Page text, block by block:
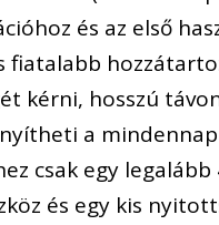
és az első
fiatalabb
kérni, hosszú
a
csak egy legalább
és egy kis